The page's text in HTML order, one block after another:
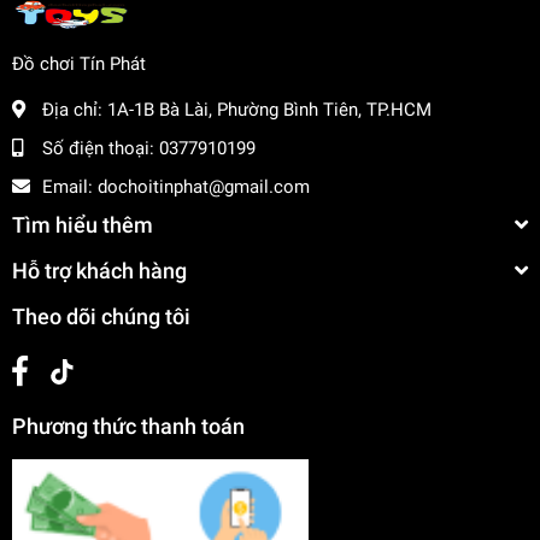
Đồ chơi Tín Phát
Địa chỉ: 1A-1B Bà Lài, Phường Bình Tiên, TP.HCM
Số điện thoại: 0377910199
Email: dochoitinphat@gmail.com
Tìm hiểu thêm
Hỗ trợ khách hàng
Theo dõi chúng tôi
Phương thức thanh toán